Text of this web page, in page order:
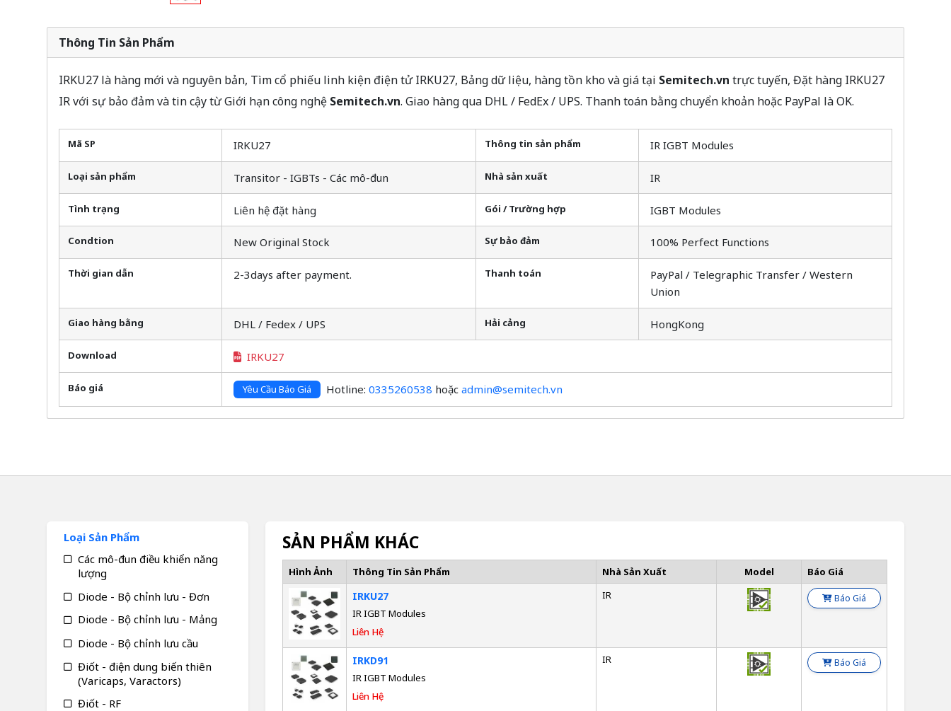
Thông Tin Sản Phẩm
IRKU27 là hàng mới và nguyên bản, Tìm cổ phiếu linh kiện điện tử IRKU27, Bảng dữ liệu, hàng tồn kho và giá tại Semitech.vn trực tuyến, Đặt hàng IRKU27
IR với sự bảo đảm và tin cậy từ Giới hạn công nghệ Semitech.vn. Giao hàng qua DHL / FedEx / UPS. Thanh toán bằng chuyển khoản hoặc PayPal là OK.
Mã SP IRKU27 Thông tin sản phẩm IR IGBT Modules
Loại sản phẩm Transitor - IGBTs - Các mô-đun Nhà sản xuất IR
Tình trạng Liên hệ đặt hàng Gói / Trường hợp IGBT Modules
Condtion New Original Stock Sự bảo đảm 100% Perfect Functions
Thời gian dẫn 2-3days after payment. Thanh toán
PayPal / Telegraphic Transfer / Western
Union
Giao hàng bằng DHL / Fedex / UPS Hải cảng HongKong
Download IRKU27
Báo giá Yêu Cầu Báo Giá Hotline: 0335260538 hoặc admin@semitech.vn
SẢN PHẨM KHÁC
Hình Ảnh Thông Tin Sản Phẩm Nhà Sản Xuất Model Báo Giá
IRKU27
IR IGBT Modules
Liên Hệ
IR Báo Giá
IRKD91
IR IGBT Modules
Liên Hệ
IR Báo Giá
Loại Sản Phẩm
Các mô-đun điều khiển năng
lượng
Diode - Bộ chỉnh lưu - Đơn
Diode - Bộ chỉnh lưu - Mảng
Diode - Bộ chỉnh lưu cầu
Điốt - điện dung biến thiên
(Varicaps, Varactors)
Điốt - RF